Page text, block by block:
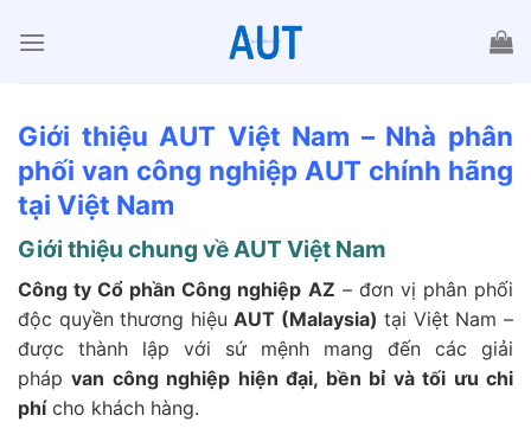
đến
Giới thiệu AUT Việt Nam – Nhà phân
phối van công nghiệp AUT chính hãng
tại Việt Nam
Giới thiệu chung về AUT Việt Nam
Công ty Cổ phần Công nghiệp AZ – đơn vị phân phối
độc quyền thương hiệuAUT (Malaysia) tại Việt Nam –
được thành lập với sứ mệnh mang đến các giải
phápvan công nghiệp hiện đại, bền bỉ và tối ưu chi
phícho khách hàng.